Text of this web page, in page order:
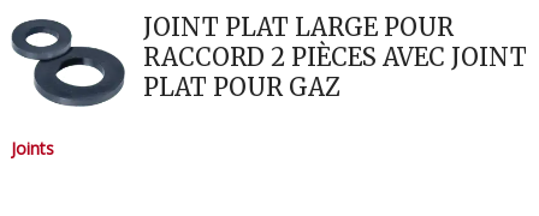
JOINT PLAT LARGE POUR
RACCORD 2 PIÈCES AVEC JOINT
PLAT POUR GAZ
Joints